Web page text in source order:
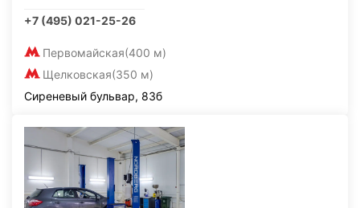
+7 (495) 021-25-26
Первомайская(400 м)
Щелковская(350 м)
Сиреневый бульвар, 83б